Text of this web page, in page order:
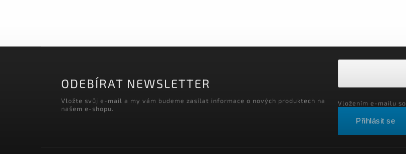
ODEBÍRAT NEWSLETTER
Vložte svůj e-mail a my vám budeme zasílat informace o nových produktech na
našem e-shopu.
Vložením e-mailu
Přihlásit se